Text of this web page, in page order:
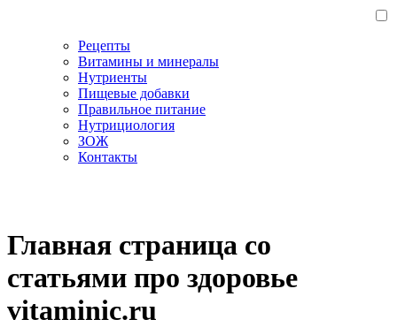
Рецепты
Витамины и минералы
Нутриенты
Пищевые добавки
Правильное питание
Нутрициология
ЗОЖ
Контакты
Главная страница со
статьями про здоровье
vitaminic.ru